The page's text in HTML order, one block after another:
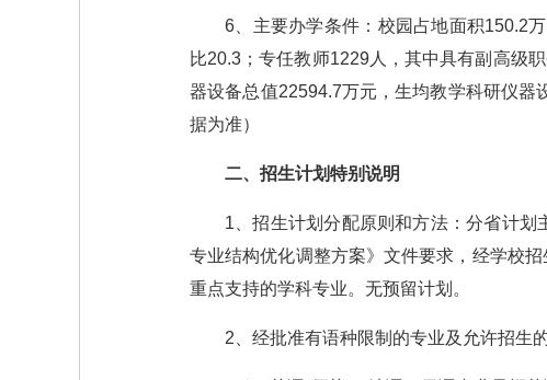
6、主要办学条件：校园占地面积150.2
比20.3；专任教师1229人，其中具有副高级
器设备总值22594.7万元，生均教学科研仪
据为准）
二、招生计划特别说明
1、招生计划分配原则和方法：分省计
专业结构优化调整方案》文件要求，经学校
重点支持的学科专业。无预留计划。
2、经批准有语种限制的专业及允许招生